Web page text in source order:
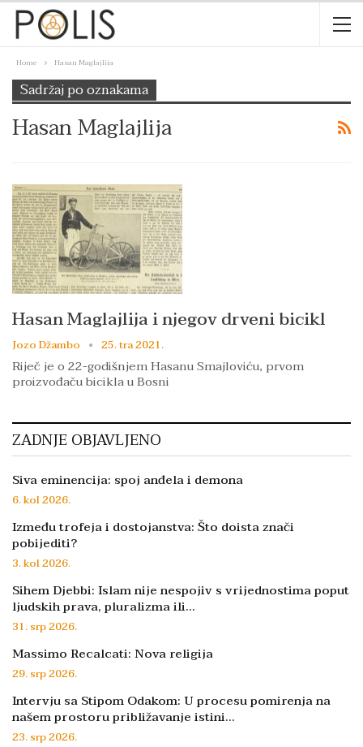
Home Hasan Maglajlija
Sadržaj po oznakama
Hasan Maglajlija
Hasan Maglajlija i njegov drveni bicikl
Jozo Džambo 25. tra 2021.
Riječ je o 22-godišnjem Hasanu Smajloviću, prvom
proizvođaču bicikla u Bosni
ZADNJE OBJAVLJENO
Siva eminencija: spoj anđela i demona
6. kol 2026.
Između trofeja i dostojanstva: Što doista znači
pobijediti?
3. kol 2026.
Sihem Djebbi: Islam nije nespojiv s vrijednostima poput
ljudskih prava, pluralizma ili…
31. srp 2026.
Massimo Recalcati: Nova religija
29. srp 2026.
Intervju sa Stipom Odakom: U procesu pomirenja na
našem prostoru približavanje istini…
23. srp 2026.